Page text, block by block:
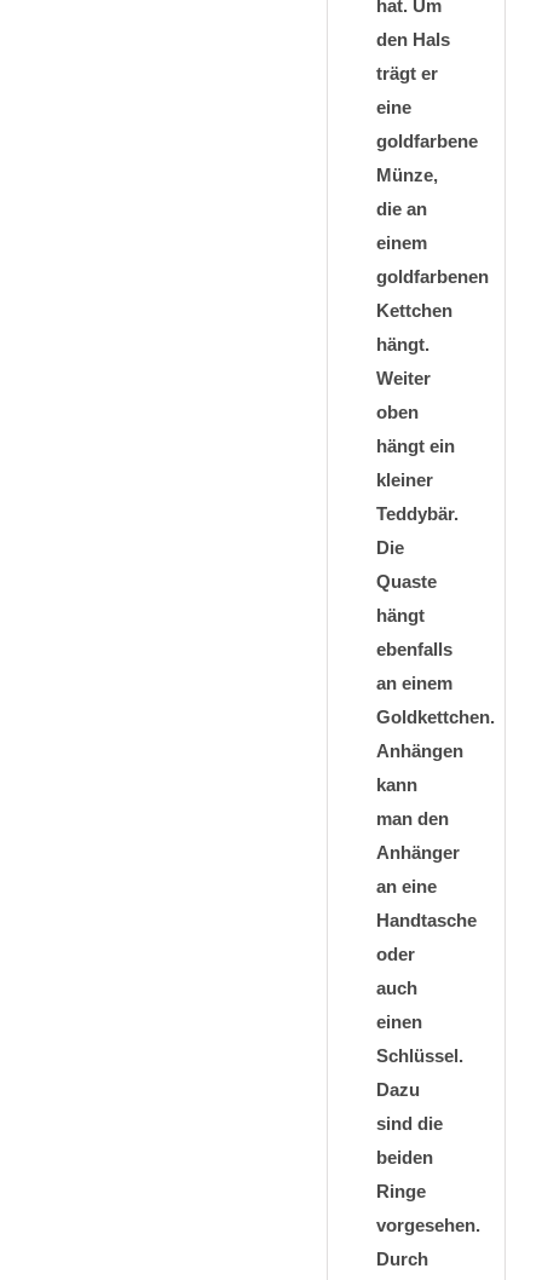
hat. Um
den Hals
trägt er
eine
goldfarbene
Münze,
die an
einem
goldfarbenen
Kettchen
hängt.
Weiter
oben
hängt ein
kleiner
Teddybär.
Die
Quaste
hängt
ebenfalls
an einem
Goldkettchen.
Anhängen
kann
man den
Anhänger
an eine
Handtasche
oder
auch
einen
Schlüssel.
Dazu
sind die
beiden
Ringe
vorgesehen.
Durch